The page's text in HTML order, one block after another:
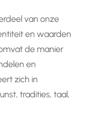
van onze
en waarden
de manier
en
zich in
tradities, taal,